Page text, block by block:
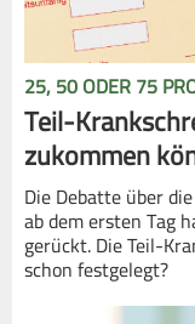
25, 50 ODER 75
Teil-
zukommen
Die Debatte über
ab dem ersten Tag
gerückt. Die Teil-
schon festgelegt?